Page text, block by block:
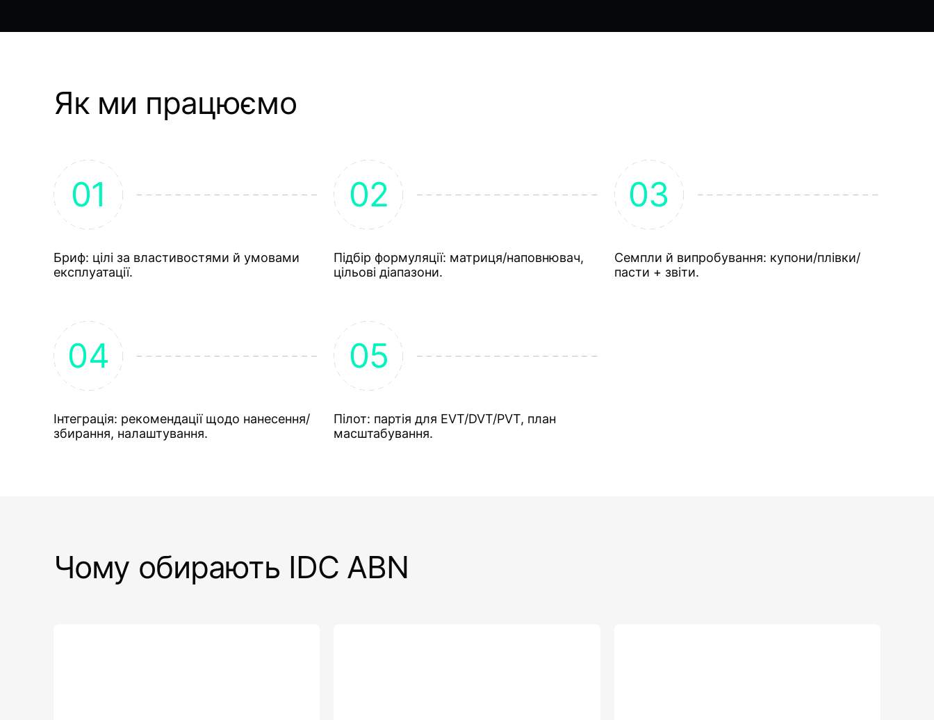
Як ми працюємо
Бриф: цілі за властивостями й умовами
експлуатації.
Підбір формуляції: матриця/наповнювач,
цільові діапазони.
Семпли й випробування: купони/плівки/
пасти + звіти.
Інтеграція: рекомендації щодо нанесення/
збирання, налаштування.
Пілот: партія для EVT/DVT/PVT, план
масштабування.
Чому обирають IDC ABN